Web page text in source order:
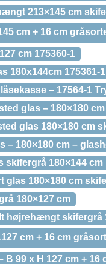
213×145 cm
cm + 16 cm
cm 175360-1
180x144cm 175361-1
– 17564-1
glas – 180×180
glas 180×180 cm
– 180×180 cm –
skifergrå 180×144 cm
glas 180×180 cm
180×127 cm
højrehængt skifergrå
cm + 16 cm
99 x H 127 cm +